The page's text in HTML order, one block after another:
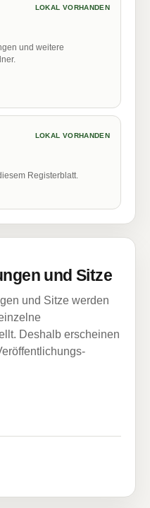
LOKAL VORHANDEN
und weitere
LOKAL VORHANDEN
Registerblatt.
und Sitze
und Sitze werden
Deshalb erscheinen